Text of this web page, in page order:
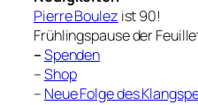
Pierre Boulez ist 90!
Frühlingspause der
–Spenden
–Shop
– Neue Folge des